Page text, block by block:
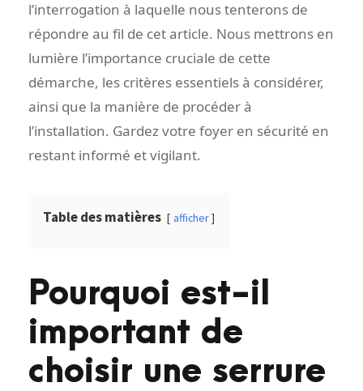
l’interrogation à laquelle nous tenterons de
répondre au fil de cet article. Nous mettrons en
lumière l’importance cruciale de cette
démarche, les critères essentiels à considérer,
ainsi que la manière de procéder à
l’installation. Gardez votre foyer en sécurité en
restant informé et vigilant.
Table des matières afficher
Pourquoi est-il
important de
choisir une serrure